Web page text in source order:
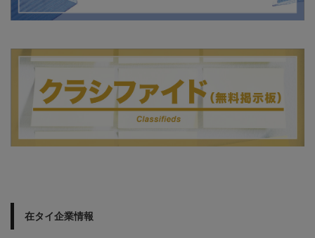
在タイ企業情報